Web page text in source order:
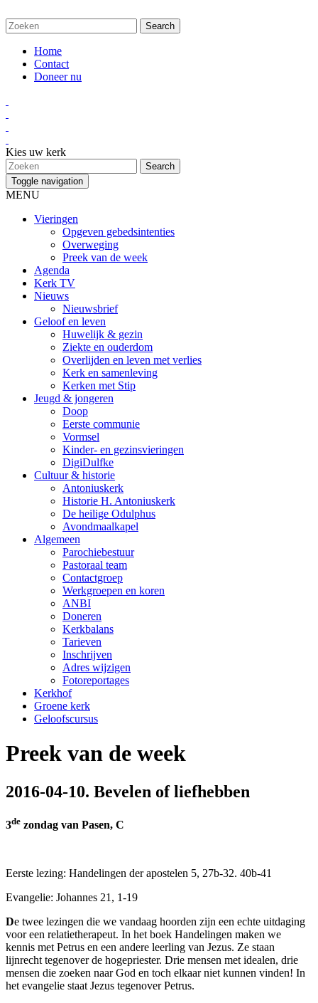
Home
Contact
Doneer nu
Kies uw kerk
Toggle navigation
MENU
Vieringen
Opgeven gebedsintenties
Overweging
Preek van de week
Agenda
Kerk TV
Nieuws
Nieuwsbrief
Geloof en leven
Huwelijk & gezin
Ziekte en ouderdom
Overlijden en leven met verlies
Kerk en samenleving
Kerken met Stip
Jeugd & jongeren
Doop
Eerste communie
Vormsel
Kinder- en gezinsvieringen
DigiDulfke
Cultuur & historie
Antoniuskerk
Historie H. Antoniuskerk
De heilige Odulphus
Avondmaalkapel
Algemeen
Parochiebestuur
Pastoraal team
Contactgroep
Werkgroepen en koren
ANBI
Doneren
Kerkbalans
Tarieven
Inschrijven
Adres wijzigen
Fotoreportages
Kerkhof
Groene kerk
Geloofscursus
Preek van de week
2016-04-10. Bevelen of liefhebben
3de zondag van Pasen, C
Eerste lezing: Handelingen der apostelen 5, 27b-32. 40b-41
Evangelie: Johannes 21, 1-19
De twee lezingen die we vandaag hoorden zijn een echte uitdaging
voor een relatietherapeut. In het boek Handelingen maken we
kennis met Petrus en een andere leerling van Jezus. Ze staan
lijnrecht tegenover de hogepriester. Drie mensen met idealen, drie
mensen die zoeken naar God en toch elkaar niet kunnen vinden! In
het evangelie staat Jezus tegenover Petrus.